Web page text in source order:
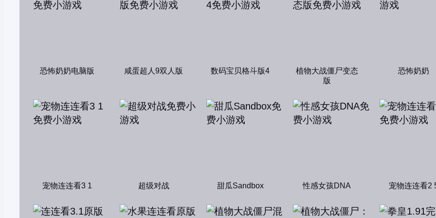
恐怖奶奶电脑版 咸蛋超人9双人版 数码宝贝格斗版4
植物大战僵尸变态
版
恐怖奶奶
宠物连连看3 1 超级对战 甜瓜Sandbox 性感女孩DNA 宠物连连看2